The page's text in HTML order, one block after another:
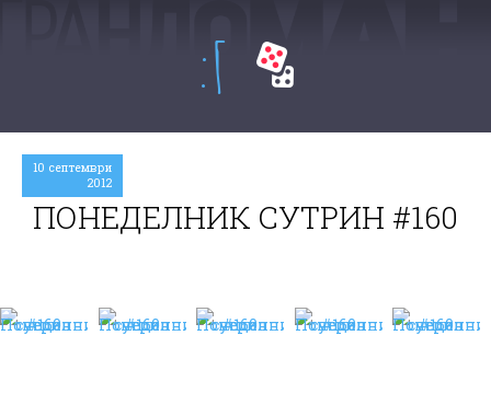
:Г
10 септември
2012
ПОНЕДЕЛНИК СУТРИН #160